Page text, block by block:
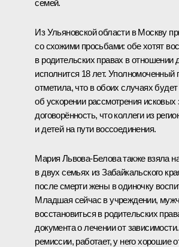
семей.
Из Ульяновской области в Москву
со схожими просьбами: обе хотят
в родительских правах в отношении
исполнится 18 лет. Уполномоченный
отметила, что в обоих случаях
об ускорении рассмотрения исковых
договорённость, что коллеги из
и детей на пути воссоединения.
Мария Львова-Беловатакже взяла
в двух семьях из Забайкальского
после смерти жены в одиночку
Младшая сейчас в учреждении,
восстановиться в родительских
документа о лечении от
ремиссии, работает, у него хорошие